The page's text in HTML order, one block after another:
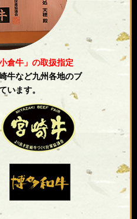
小倉牛」の取扱指定
牛など九州各地のブ
います。